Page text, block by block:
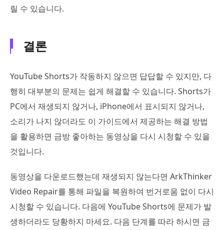
릴 수 있습니다.
결론
YouTube Shorts가 작동하지 않으면 답답할 수 있지만, 다
행히 대부분의 문제는 쉽게 해결할 수 있습니다. Shorts가
PC에서 재생되지 않거나, iPhone에서 표시되지 않거나,
소리가 나지 않더라도 이 가이드에서 제공하는 해결 방법
을 활용하면 금방 좋아하는 동영상을 다시 시청할 수 있을
것입니다.
동영상을 다운로드했는데 재생되지 않는다면 ArkThinker
Video Repair를 통해 파일을 복원하여 번거로움 없이 다시
시청할 수 있습니다. 다음에 YouTube Shorts에 문제가 발
생하더라도 당황하지 마세요. 다음 단계를 따라 하시면 금